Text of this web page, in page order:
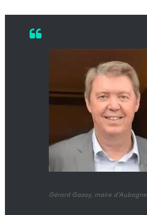
Gérard Gazay, maire d’Aubagne